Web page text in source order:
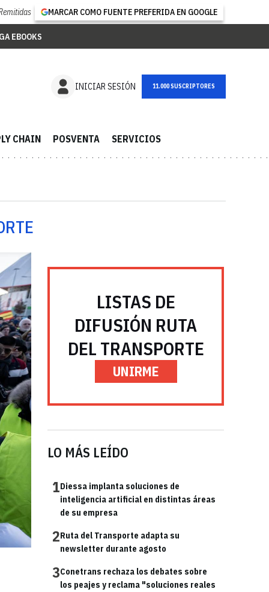
MARCAR COMO FUENTE PREFERIDA EN GOOGLE
EBOOKS
INICIAR SESIÓN NEWSLETTER
CHAIN POSVENTA SERVICIOS
LISTAS DE
DIFUSIÓN RUTA
DEL TRANSPORTE
UNIRME
LO MÁS LEÍDO
1Diessa implanta soluciones de
inteligencia artificial en distintas áreas
de su empresa
2Ruta del Transporte adapta su
newsletter durante agosto
3Conetrans rechaza los debates sobre
los peajes y reclama "soluciones reales